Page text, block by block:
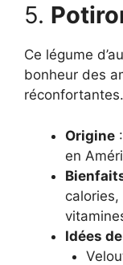
5.
Ce légume
bonheur des
réconfortantes.
Origine
en
Idées